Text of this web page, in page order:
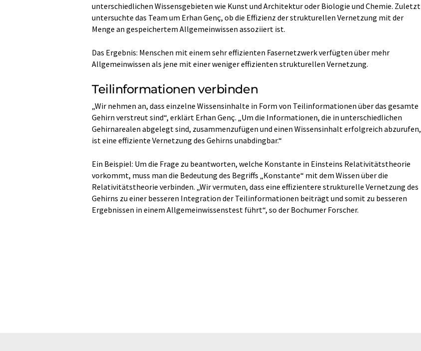
unterschiedlichen Wissensgebieten wie Kunst und Architektur oder Biologie und Chemie. Zuletzt
untersuchte das Team um Erhan Genç, ob die Effizienz der strukturellen Vernetzung mit der
Menge an gespeichertem Allgemeinwissen assoziiert ist.
Das Ergebnis: Menschen mit einem sehr effizienten Fasernetzwerk verfügten über mehr
Allgemeinwissen als jene mit einer weniger effizienten strukturellen Vernetzung.
Teilinformationen verbinden
„Wir nehmen an, dass einzelne Wissensinhalte in Form von Teilinformationen über das gesamte
Gehirn verstreut sind“, erklärt Erhan Genç. „Um die Informationen, die in unterschiedlichen
Gehirnarealen abgelegt sind, zusammenzufügen und einen Wissensinhalt erfolgreich abzurufen,
ist eine effiziente Vernetzung des Gehirns unabdingbar.“
Ein Beispiel: Um die Frage zu beantworten, welche Konstante in Einsteins Relativitätstheorie
vorkommt, muss man die Bedeutung des Begriffs „Konstante“ mit dem Wissen über die
Relativitätstheorie verbinden. „Wir vermuten, dass eine effizientere strukturelle Vernetzung des
Gehirns zu einer besseren Integration der Teilinformationen beiträgt und somit zu besseren
Ergebnissen in einem Allgemeinwissenstest führt“, so der Bochumer Forscher.